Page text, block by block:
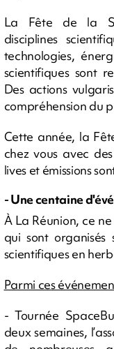
La Fête de la
disciplines
technologies,
scientifiques sont
Des actions
compréhension du
Cette année, la
chez vous avec
lives et émissions
- Une centaine
À La Réunion, ce
qui sont organisés
scientifiques en
Parmi ces
- Tournée
deux semaines,